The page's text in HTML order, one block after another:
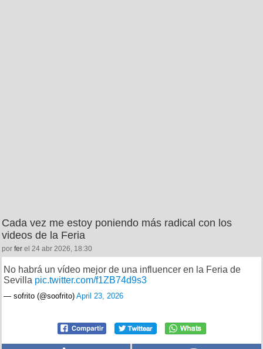
Cada vez me estoy poniendo más radical con los
videos de la Feria
por fer el 24 abr 2026, 18:30
No habrá un vídeo mejor de una influencer en la Feria de
Sevilla pic.twitter.com/f1ZB74d9s3
— sofrito (@soofrito) April 23, 2026